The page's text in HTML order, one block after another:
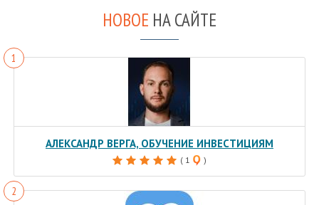
НОВОЕ НА САЙТЕ
АЛЕКСАНДР ВЕРГА, ОБУЧЕНИЕ ИНВЕСТИЦИЯМ
( 1 )